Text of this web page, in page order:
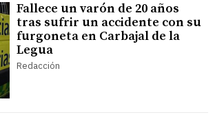
Fallece un varón de 20 años
tras sufrir un accidente con su
furgoneta en Carbajal de la
Legua
Redacción